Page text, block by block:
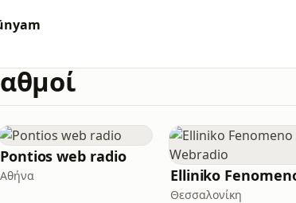
Pontios web radio
Αθήνα
Θεσσαλονίκη